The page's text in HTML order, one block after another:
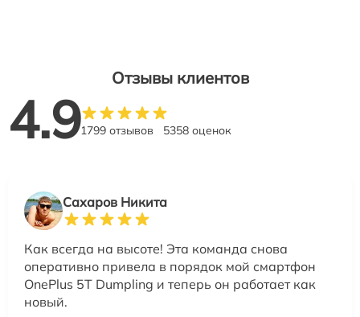
Отзывы клиентов
4.91799 отзывов 5358 оценок
Сахаров Никита
Как всегда на высоте! Эта команда снова
оперативно привела в порядок мой смартфон
OnePlus 5T Dumpling и теперь он работает как
новый.